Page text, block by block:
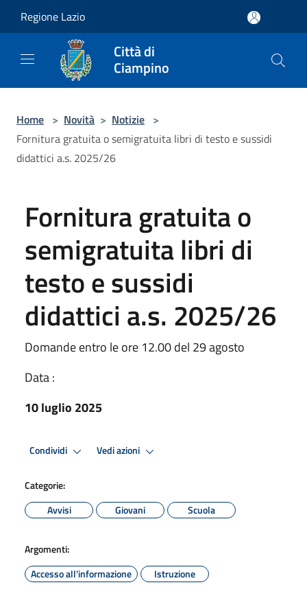
Regione Lazio
Città di
Ciampino
Home > Novità > Notizie >
Fornitura gratuita o semigratuita libri di testo e sussidi
didattici a.s. 2025/26
Fornitura gratuita o
semigratuita libri di
testo e sussidi
didattici a.s. 2025/26
Domande entro le ore 12.00 del 29 agosto
Data :
10 luglio 2025
Condividi Vedi azioni
Categorie:
Avvisi
Giovani Scuola
Argomenti:
Accesso all'informazione
Istruzione